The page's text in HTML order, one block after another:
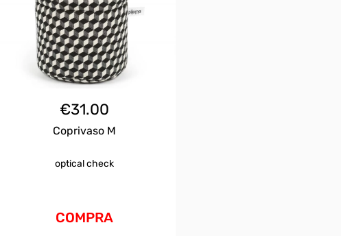
€31.00
Coprivaso M
optical check
COMPRA